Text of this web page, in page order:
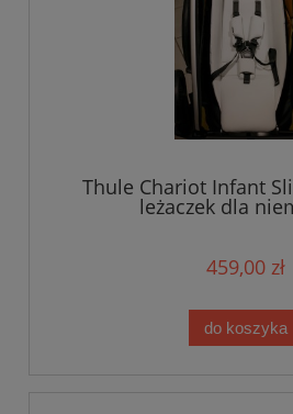
Thule Chariot Infant
leżaczek dla
459,00 zł
do koszyka